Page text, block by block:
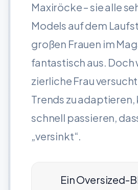
Maxiröcke – sie alle
Models auf dem
großen Frauen im
fantastisch aus. Doch
zierliche Frau
Trends zu adaptieren,
schnell passieren,
„versinkt“.
Ein Oversized-